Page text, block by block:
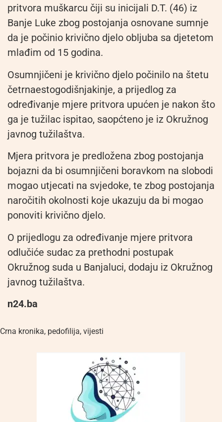
pritvora muškarcu čiji su inicijali D.T. (46) iz
Banje Luke zbog postojanja osnovane sumnje
da je počinio krivično djelo obljuba sa djetetom
mlađim od 15 godina.
Osumnjičeni je krivično djelo počinilo na štetu
četrnaestogodišnjakinje, a prijedlog za
određivanje mjere pritvora upućen je nakon što
ga je tužilac ispitao, saopćteno je iz Okružnog
javnog tužilaštva.
Mjera pritvora je predložena zbog postojanja
bojazni da bi osumnjičeni boravkom na slobodi
mogao utjecati na svjedoke, te zbog postojanja
naročitih okolnosti koje ukazuju da bi mogao
ponoviti krivično djelo.
O prijedlogu za određivanje mjere pritvora
odlučiće sudac za prethodni postupak
Okružnog suda u Banjaluci, dodaju iz Okružnog
javnog tužilaštva.
n24.ba
Crna kronika, pedofilija, vijesti